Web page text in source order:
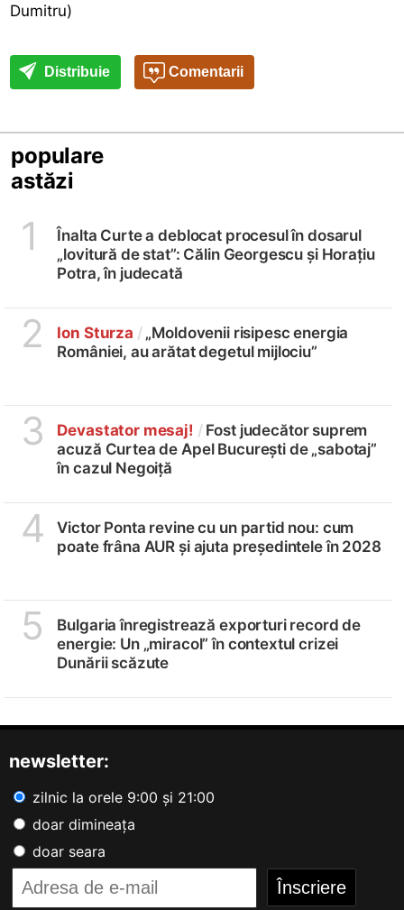
Dumitru)
Distribuie Comentarii
populare
astăzi
1
Înalta Curte a deblocat procesul în dosarul
„lovitură de stat”: Călin Georgescu și Horațiu
Potra, în judecată
2 Ion Sturza /„Moldovenii risipesc energia
României, au arătat degetul mijlociu”
3 Devastator mesaj! / Fost judecător suprem
acuză Curtea de Apel București de „sabotaj”
în cazul Negoiță
4
Victor Ponta revine cu un partid nou: cum
poate frâna AUR și ajuta președintele în 2028
5
Bulgaria înregistrează exporturi record de
energie: Un „miracol” în contextul crizei
Dunării scăzute
newsletter:
zilnic la orele 9:00 și 21:00
doar dimineața
doar seara